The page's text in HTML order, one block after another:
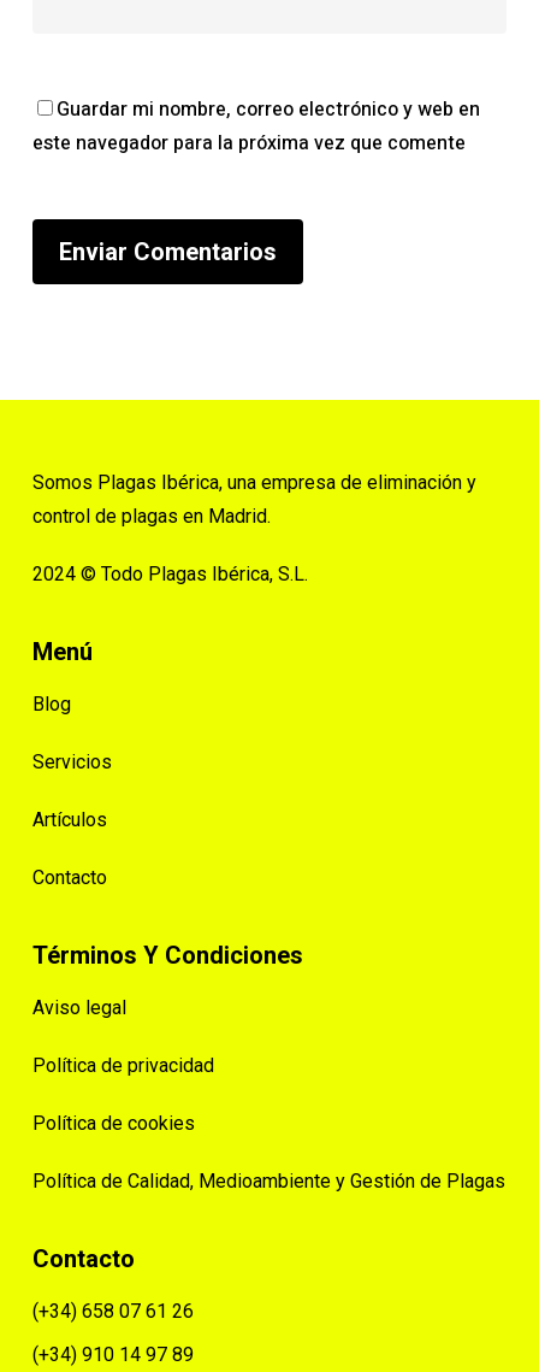
Guardar mi nombre, correo electrónico y web en
este navegador para la próxima vez que comente
Somos Plagas Ibérica, una empresa de eliminación y
control de plagas en Madrid.
2024 © Todo Plagas Ibérica, S.L.
Menú
Blog
Servicios
Artículos
Contacto
Términos Y Condiciones
Aviso legal
Política de privacidad
Política de cookies
Política de Calidad, Medioambiente y Gestión de Plagas
Contacto
(+34) 658 07 61 26
(+34) 910 14 97 89